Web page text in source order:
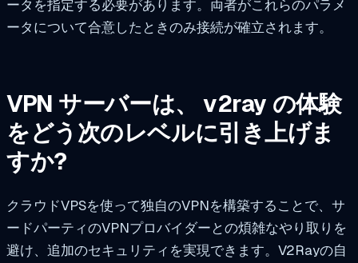
ータを指定する必要があります。両者がこれらのパラメ
ータについて合意したときのみ接続が確立されます。
VPN サーバーは、 v2ray の体験
をどう次のレベルに引き上げま
すか?
クラウドVPSを使って独自のVPNを構築することで、サ
ードパーティのVPNプロバイダーとの煩雑なやり取りを
避け、追加のセキュリティを実現できます。V2Rayの自